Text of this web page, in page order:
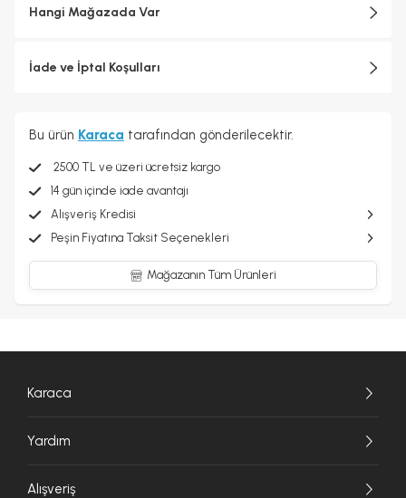
Hangi Mağazada Var
İade ve İptal Koşulları
Bu ürün Karaca tarafından gönderilecektir.
2500 TL ve üzeri ücretsiz kargo
14 gün içinde iade avantajı
Alışveriş Kredisi
Peşin Fiyatına Taksit Seçenekleri
Mağazanın Tüm Ürünleri
Karaca
Yardım
Alışveriş